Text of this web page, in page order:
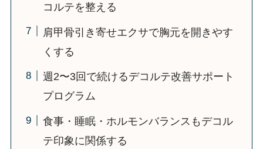
コルテを整える
肩甲骨引き寄せエクサで胸元を開きやす
くする
週2〜3回で続けるデコルテ改善サポート
プログラム
食事・睡眠・ホルモンバランスもデコル
テ印象に関係する